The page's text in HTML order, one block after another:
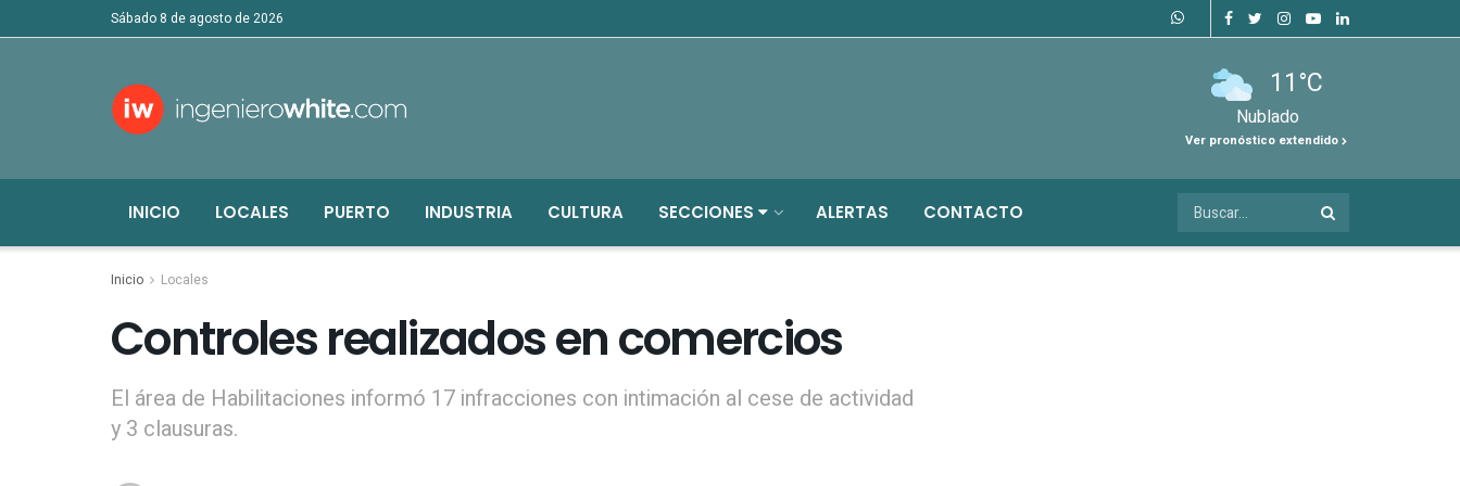
sábado 8 de agosto de 2026
11°C
Nublado
Ver pronóstico extendido
INICIO LOCALES PUERTO INDUSTRIA CULTURA SECCIONES ALERTAS CONTACTO
Inicio Locales
Controles realizados en comercios
El área de Habilitaciones informó 17 infracciones con intimación al cese de actividad
y 3 clausuras.